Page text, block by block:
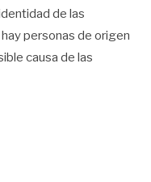
de las
personas de origen
causa de las